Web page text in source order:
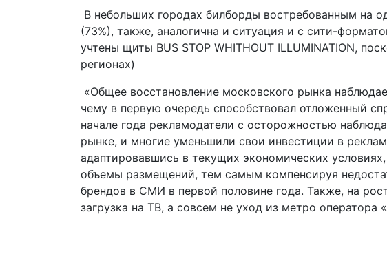
В небольших городах билборды востребованным на
(73%), также, аналогична и ситуация и с сити-
учтены щиты BUS STOP WHITHOUT ILLUMINATION,
регионах)
«Общее восстановление московского рынка
чему в первую очередь способствовал отложенный
начале года рекламодатели с осторожностью
рынке, и многие уменьшили свои инвестиции в
адаптировавшись в текущих экономических
объемы размещений, тем самым компенсируя
брендов в СМИ в первой половине года. Также, на
загрузка на ТВ, а совсем не уход из метро оператора